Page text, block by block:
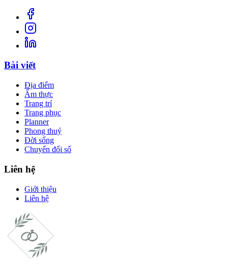
Bài viết
Địa điểm
Ẩm thực
Trang trí
Trang phục
Planner
Phong thuỷ
Đời sống
Chuyển đổi số
Liên hệ
Giới thiệu
Liên hệ